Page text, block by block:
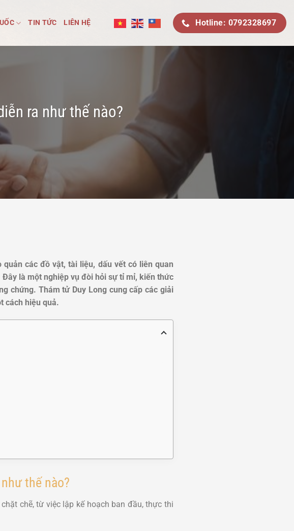
TIN TỨC LIÊN HỆ Hotline: 0792328697
ra như thế nào?
các đồ vật, tài liệu, dấu vết có liên quan
Đây là một nghiệp vụ đòi hỏi sự tỉ mỉ, kiến thức
chứng. Thám tử Duy Long cung cấp các giải
cách hiệu quả.
thế nào?
chẽ, từ việc lập kế hoạch ban đầu, thực thi